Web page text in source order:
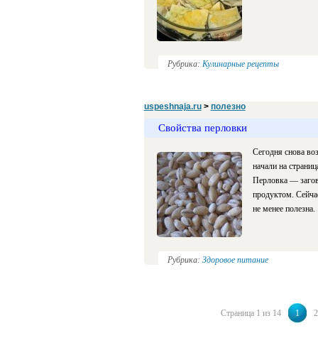
Рубрика: Кулинарные рецепты
uspeshnaja.ru> полезно
Свойства перловки
Сегодня снова
начали на
Перловка —
продуктом.
не менее полезна.
Рубрика: Здоровое питание
Страница 1 из 14 1 2